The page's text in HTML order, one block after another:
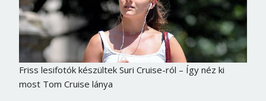
Friss lesifotók készültek Suri Cruise-ról – Így néz ki
most Tom Cruise lánya